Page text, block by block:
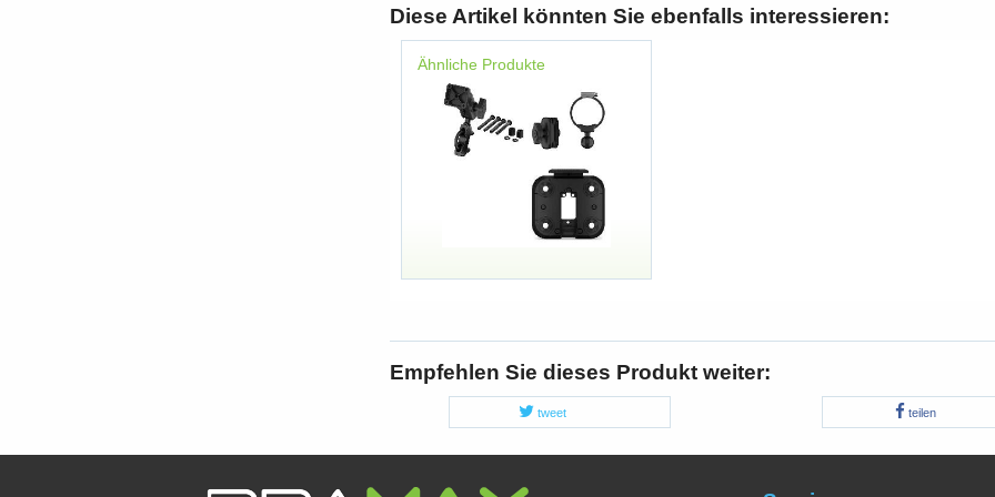
Diese Artikel könnten Sie ebenfalls interessieren:
Ähnliche Produkte
Empfehlen Sie dieses Produkt weiter:
tweet teilen